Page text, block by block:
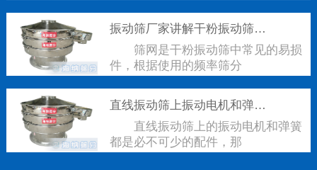
振动筛厂家讲解干粉振动筛筛网如何裁剪
筛网是干粉振动筛中常见的易损
件，根据使用的频率筛分
直线振动筛上振动电机和弹簧有什么联系
直线振动筛上的振动电机和弹簧
都是必不可少的配件，那